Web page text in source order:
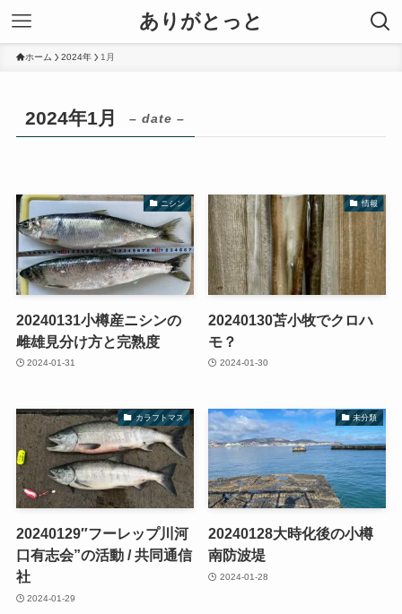
ありがとっと
ホーム 2024年 1月
2024年1月 – date –
ニシン
20240131小樽産ニシンの
雌雄見分け方と完熟度
2024-01-31
情報
20240130苫小牧でクロハ
モ？
2024-01-30
カラフトマス
20240129″フーレップ川河
口有志会”の活動 / 共同通信
社
2024-01-29
未分類
20240128大時化後の小樽
南防波堤
2024-01-28